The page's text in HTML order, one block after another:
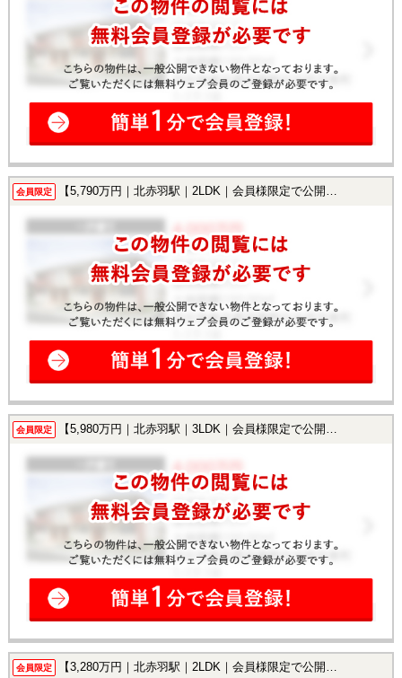
会員限定 【5,790万円｜北赤羽駅｜2LDK｜会員様限定で公開中！】
会員限定 【5,980万円｜北赤羽駅｜3LDK｜会員様限定で公開中！】
会員限定 【3,280万円｜北赤羽駅｜2LDK｜会員様限定で公開中！】